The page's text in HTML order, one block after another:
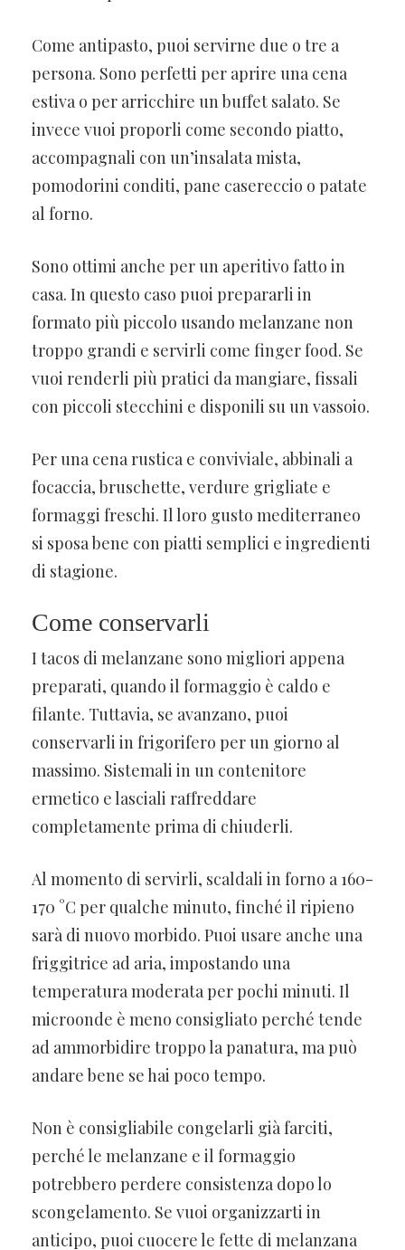
Come antipasto, puoi servirne due o tre a
persona. Sono perfetti per aprire una cena
estiva o per arricchire un buffet salato. Se
invece vuoi proporli come secondo piatto,
accompagnali con un’insalata mista,
pomodorini conditi, pane casereccio o patate
al forno.
Sono ottimi anche per un aperitivo fatto in
casa. In questo caso puoi prepararli in
formato più piccolo usando melanzane non
troppo grandi e servirli come finger food. Se
vuoi renderli più pratici da mangiare, fissali
con piccoli stecchini e disponili su un vassoio.
Per una cena rustica e conviviale, abbinali a
focaccia, bruschette, verdure grigliate e
formaggi freschi. Il loro gusto mediterraneo
si sposa bene con piatti semplici e ingredienti
di stagione.
Come conservarli
I tacos di melanzane sono migliori appena
preparati, quando il formaggio è caldo e
filante. Tuttavia, se avanzano, puoi
conservarli in frigorifero per un giorno al
massimo. Sistemali in un contenitore
ermetico e lasciali raffreddare
completamente prima di chiuderli.
Al momento di servirli, scaldali in forno a 160-
170 °C per qualche minuto, finché il ripieno
sarà di nuovo morbido. Puoi usare anche una
friggitrice ad aria, impostando una
temperatura moderata per pochi minuti. Il
microonde è meno consigliato perché tende
ad ammorbidire troppo la panatura, ma può
andare bene se hai poco tempo.
Non è consigliabile congelarli già farciti,
perché le melanzane e il formaggio
potrebbero perdere consistenza dopo lo
scongelamento. Se vuoi organizzarti in
anticipo, puoi cuocere le fette di melanzana